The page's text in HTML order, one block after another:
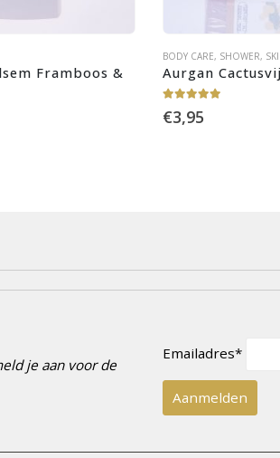
Framboos &
BODY CARE, SHOWER,
Aurgan
€3,95
je aan voor de
Emailadres*